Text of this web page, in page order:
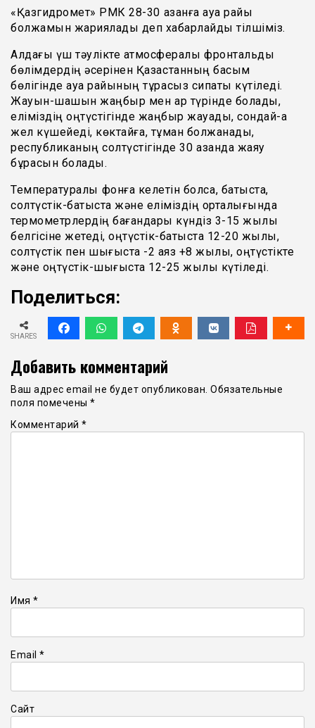
«Қазгидромет» РМК 28-30 қазанға ауа райы
болжамын жариялады деп хабарлайды тілшіміз.
Алдағы үш тәулікте атмосфералық фронтальды
бөлімдердің әсерінен Қазақстанның басым
бөлігінде ауа райының тұрақсыз сипаты күтіледі.
Жауын-шашын жаңбыр мен қар түрінде болады,
еліміздің оңтүстігінде жаңбыр жауады, сондай-ақ
жел күшейеді, көктайғақ, тұман болжанады,
республиканың солтүстігінде 30 қазанда жаяу
бұрқасын болады.
Температуралық фонға келетін болсақ, батыста,
солтүстік-батыста және еліміздің орталығында
термометрлердің бағандары күндіз 3-15 жылы
белгісіне жетеді, оңтүстік-батыста 12-20 жылы,
солтүстік пен шығыста -2 аяз +8 жылы, оңтүстікте
және оңтүстік-шығыста 12-25 жылы күтіледі.
Поделиться:
SHARES
Добавить комментарий
Ваш адрес email не будет опубликован. Обязательные
поля помечены *
Комментарий *
Имя *
Email *
Сайт